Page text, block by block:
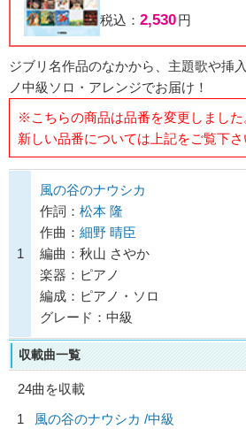
税込： 2,530円
ジブリ名作品のなかから、主題歌や挿
ノ中級ソロ・アレンジでお届け！
※こちらの商品は品番を変更しました
新しい品番については上記をご覧下さ
1
風の谷のナウシカ
作詞： 松本 隆
作曲： 細野 晴臣
編曲：秋山 さやか
楽器：ピアノ
編成：ピアノ・ソロ
グレード：中級
収載曲一覧
24曲を収載
1
風の谷のナウシカ /中級